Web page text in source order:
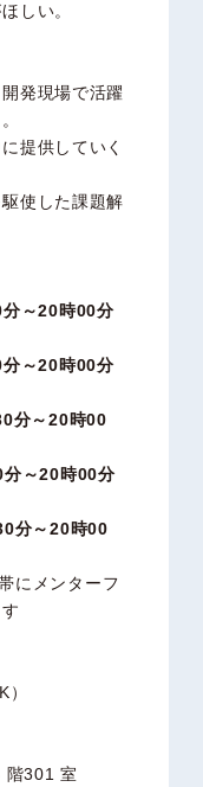
しい。
発現場で活躍
提供していく
使した課題解
分～20時00分
分～20時00分
分～20時00
分～20時00分
分～20時00
にメンターフ
階301 室